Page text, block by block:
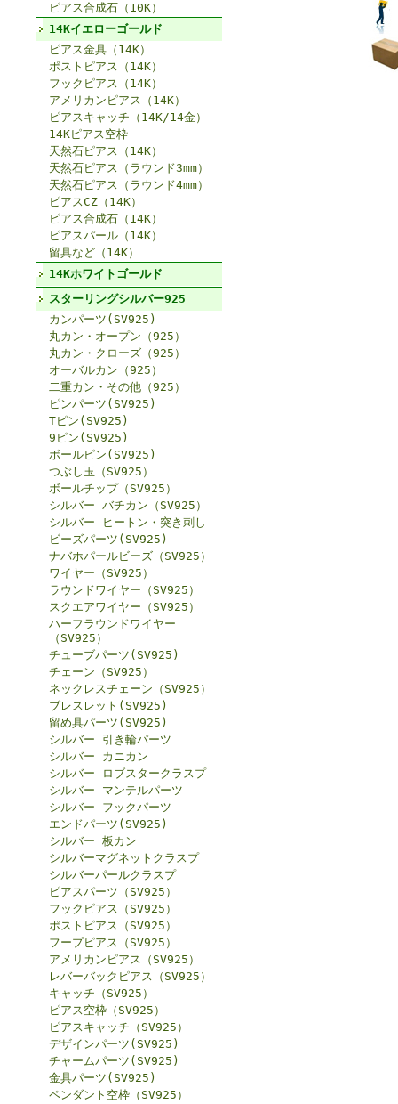
ピアス合成石（10K）
14Kイエローゴールド
ピアス金具（14K）
ポストピアス（14K）
フックピアス（14K）
アメリカンピアス（14K）
ピアスキャッチ（14K/14金）
14Kピアス空枠
天然石ピアス（14K）
天然石ピアス（ラウンド3mm）
天然石ピアス（ラウンド4mm）
ピアスCZ（14K）
ピアス合成石（14K）
ピアスパール（14K）
留具など（14K）
14Kホワイトゴールド
スターリングシルバー925
カンパーツ(SV925)
丸カン・オープン（925）
丸カン・クローズ（925）
オーバルカン（925）
二重カン・その他（925）
ピンパーツ(SV925)
Tピン(SV925)
9ピン(SV925)
ボールピン(SV925)
つぶし玉（SV925）
ボールチップ（SV925）
シルバー バチカン（SV925）
シルバー ヒートン・突き刺し
ビーズパーツ(SV925)
ナバホパールビーズ（SV925）
ワイヤー（SV925）
ラウンドワイヤー（SV925）
スクエアワイヤー（SV925）
ハーフラウンドワイヤー
（SV925）
チューブパーツ(SV925)
チェーン（SV925）
ネックレスチェーン（SV925）
ブレスレット(SV925)
留め具パーツ(SV925)
シルバー 引き輪パーツ
シルバー カニカン
シルバー ロブスタークラスプ
シルバー マンテルパーツ
シルバー フックパーツ
エンドパーツ(SV925)
シルバー 板カン
シルバーマグネットクラスプ
シルバーパールクラスプ
ピアスパーツ（SV925）
フックピアス（SV925）
ポストピアス（SV925）
フープピアス（SV925）
アメリカンピアス（SV925）
レバーバックピアス（SV925）
キャッチ（SV925）
ピアス空枠（SV925）
ピアスキャッチ（SV925）
デザインパーツ(SV925)
チャームパーツ(SV925)
金具パーツ(SV925)
ペンダント空枠（SV925）